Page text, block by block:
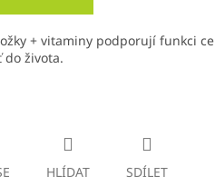
+ vitaminy podporují funkci
života.
HLÍDAT SDÍLET